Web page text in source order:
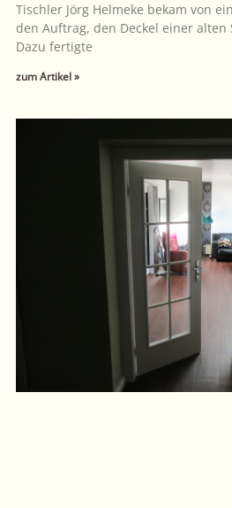
Tischler Jörg Helmeke bekam von
den Auftrag, den Deckel einer
Dazu fertigte
zum Artikel »